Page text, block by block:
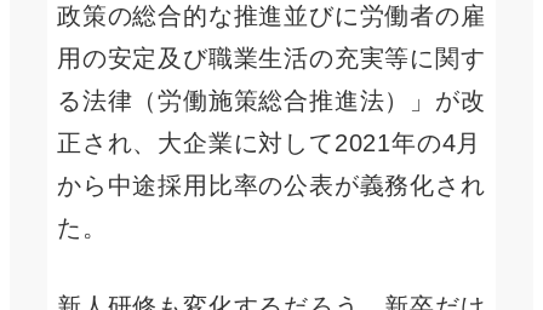
政策の総合的な推進並びに労働者の雇
用の安定及び職業生活の充実等に関す
る法律（労働施策総合推進法）」が改
正され、大企業に対して2021年の4月
から中途採用比率の公表が義務化され
た。